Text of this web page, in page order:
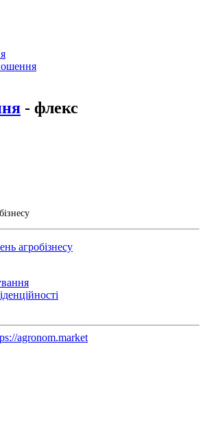
- флекс
агробізнесу
agronom.market